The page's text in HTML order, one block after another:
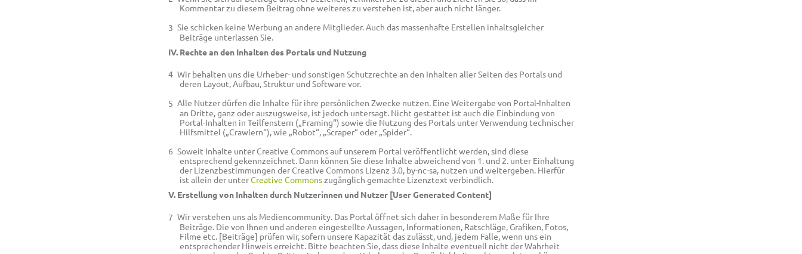
Kommentar zu diesem Beitrag ohne weiteres zu verstehen ist, aber auch nicht länger.
Sie schicken keine Werbung an andere Mitglieder. Auch das massenhafte Erstellen inhaltsgleicher
Beiträge unterlassen Sie.
IV. Rechte an den Inhalten des Portals und Nutzung
Wir behalten uns die Urheber- und sonstigen Schutzrechte an den Inhalten aller Seiten des Portals und
deren Layout, Aufbau, Struktur und Software vor.
Alle Nutzer dürfen die Inhalte für ihre persönlichen Zwecke nutzen. Eine Weitergabe von Portal-Inhalten
an Dritte, ganz oder auszugsweise, ist jedoch untersagt. Nicht gestattet ist auch die Einbindung von
Portal-Inhalten in Teilfenstern („Framing“) sowie die Nutzung des Portals unter Verwendung technischer
Hilfsmittel („Crawlern“), wie „Robot“, „Scraper“ oder „Spider“.
Soweit Inhalte unter Creative Commons auf unserem Portal veröffentlicht werden, sind diese
entsprechend gekennzeichnet. Dann können Sie diese Inhalte abweichend von 1. und 2. unter Einhaltung
der Lizenzbestimmungen der Creative Commons Lizenz 3.0, by-nc-sa, nutzen und weitergeben. Hierfür
ist allein der unterCreative Commonszugänglich gemachte Lizenztext verbindlich.
V. Erstellung von Inhalten durch Nutzerinnen und Nutzer [User Generated Content]
Wir verstehen uns als Mediencommunity. Das Portal öffnet sich daher in besonderem Maße für Ihre
Beiträge. Die von Ihnen und anderen eingestellte Aussagen, Informationen, Ratschläge, Grafiken, Fotos,
Filme etc. [Beiträge] prüfen wir, sofern unsere Kapazität das zulässt, und, jedem Falle, wenn uns ein
entsprechender Hinweis erreicht. Bitte beachten Sie, dass diese Inhalte eventuell nicht der Wahrheit